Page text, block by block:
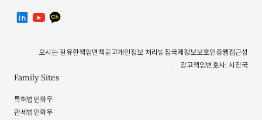
Family Sites
특허법인화우
관세법인화우
오시는 길 유한책임면책공고개인정보 처리방침국제정보보호인증웹접근성
광고책임변호사: 시진국